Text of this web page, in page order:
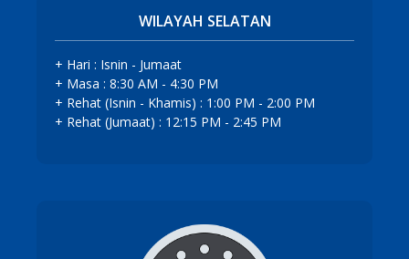
WILAYAH SELATAN
+ Hari : Isnin - Jumaat
+ Masa : 8:30 AM - 4:30 PM
+ Rehat (Isnin - Khamis) : 1:00 PM - 2:00 PM
+ Rehat (Jumaat) : 12:15 PM - 2:45 PM